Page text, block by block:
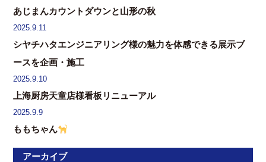
あじまんカウントダウンと山形の秋
2025.9.11
シヤチハタエンジニアリング様の魅力を体感できる展示ブ
ースを企画・施工
2025.9.10
上海厨房天童店様看板リニューアル
2025.9.9
ももちゃん
アーカイブ